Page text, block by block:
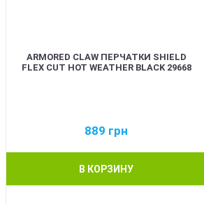
ARMORED CLAW ПЕРЧАТКИ SHIELD
FLEX CUT HOT WEATHER BLACK 29668
889 грн
В КОРЗИНУ